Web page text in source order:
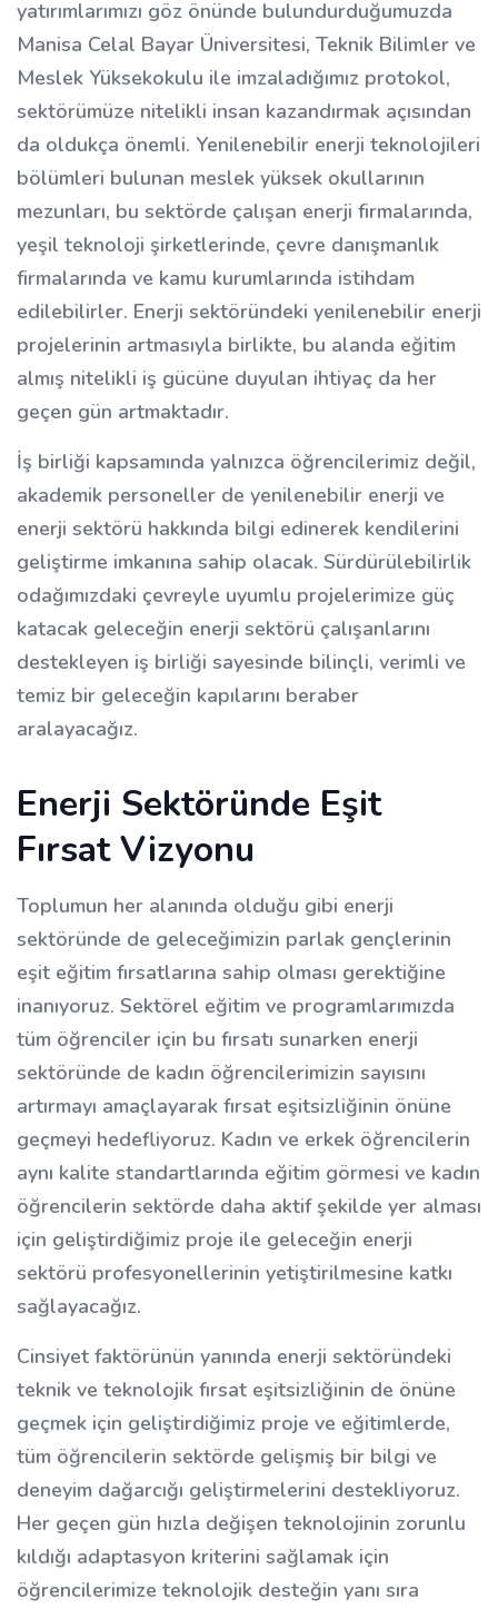
yatırımlarımızı göz önünde bulundurduğumuzda
Manisa Celal Bayar Üniversitesi, Teknik Bilimler ve
Meslek Yüksekokulu ile imzaladığımız protokol,
sektörümüze nitelikli insan kazandırmak açısından
da oldukça önemli. Yenilenebilir enerji teknolojileri
bölümleri bulunan meslek yüksek okullarının
mezunları, bu sektörde çalışan enerji firmalarında,
yeşil teknoloji şirketlerinde, çevre danışmanlık
firmalarında ve kamu kurumlarında istihdam
edilebilirler. Enerji sektöründeki yenilenebilir enerji
projelerinin artmasıyla birlikte, bu alanda eğitim
almış nitelikli iş gücüne duyulan ihtiyaç da her
geçen gün artmaktadır.
İş birliği kapsamında yalnızca öğrencilerimiz değil,
akademik personeller de yenilenebilir enerji ve
enerji sektörü hakkında bilgi edinerek kendilerini
geliştirme imkanına sahip olacak. Sürdürülebilirlik
odağımızdaki çevreyle uyumlu projelerimize güç
katacak geleceğin enerji sektörü çalışanlarını
destekleyen iş birliği sayesinde bilinçli, verimli ve
temiz bir geleceğin kapılarını beraber
aralayacağız.
Enerji Sektöründe Eşit
Fırsat Vizyonu
Toplumun her alanında olduğu gibi enerji
sektöründe de geleceğimizin parlak gençlerinin
eşit eğitim fırsatlarına sahip olması gerektiğine
inanıyoruz. Sektörel eğitim ve programlarımızda
tüm öğrenciler için bu fırsatı sunarken enerji
sektöründe de kadın öğrencilerimizin sayısını
artırmayı amaçlayarak fırsat eşitsizliğinin önüne
geçmeyi hedefliyoruz. Kadın ve erkek öğrencilerin
aynı kalite standartlarında eğitim görmesi ve kadın
öğrencilerin sektörde daha aktif şekilde yer alması
için geliştirdiğimiz proje ile geleceğin enerji
sektörü profesyonellerinin yetiştirilmesine katkı
sağlayacağız.
Cinsiyet faktörünün yanında enerji sektöründeki
teknik ve teknolojik fırsat eşitsizliğinin de önüne
geçmek için geliştirdiğimiz proje ve eğitimlerde,
tüm öğrencilerin sektörde gelişmiş bir bilgi ve
deneyim dağarcığı geliştirmelerini destekliyoruz.
Her geçen gün hızla değişen teknolojinin zorunlu
kıldığı adaptasyon kriterini sağlamak için
öğrencilerimize teknolojik desteğin yanı sıra